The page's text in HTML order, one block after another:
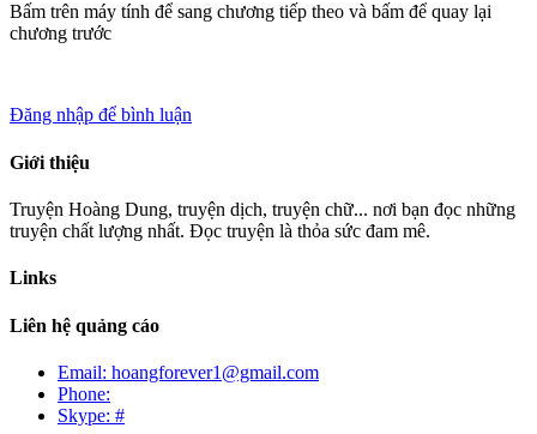
Bấm trên máy tính để sang chương tiếp theo và bấm để quay lại
chương trước
Đăng nhập để bình luận
Giới thiệu
Truyện Hoàng Dung, truyện dịch, truyện chữ... nơi bạn đọc những
truyện chất lượng nhất. Đọc truyện là thỏa sức đam mê.
Links
Liên hệ quảng cáo
Email: hoangforever1@gmail.com
Phone:
Skype: #